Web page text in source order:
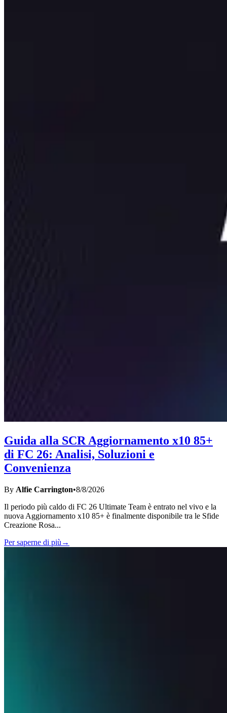
Guida alla SCR Aggiornamento x10 85+
di FC 26: Analisi, Soluzioni e
Convenienza
By Alfie Carrington•8/8/2026
Il periodo più caldo di FC 26 Ultimate Team è entrato nel vivo e la
nuova Aggiornamento x10 85+ è finalmente disponibile tra le Sfide
Creazione Rosa...
Per saperne di più →